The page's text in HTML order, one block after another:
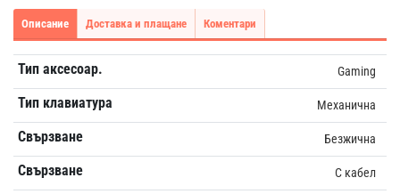
Описание Доставка и плащане Коментари
Тип аксесоар. Gaming
Тип клавиатура Механична
Свързване Безжична
Свързване С кабел